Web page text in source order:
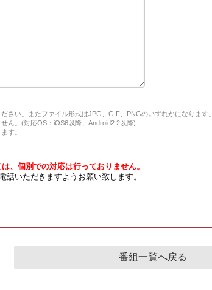
い。またファイル形式はJPG、GIF、PNGのいずれかになります。
ん。(対応OS：iOS6以降、Android2.2以降)
す。
、個別での対応は行っておりません。
いただきますようお願い致します。
番組一覧へ戻る